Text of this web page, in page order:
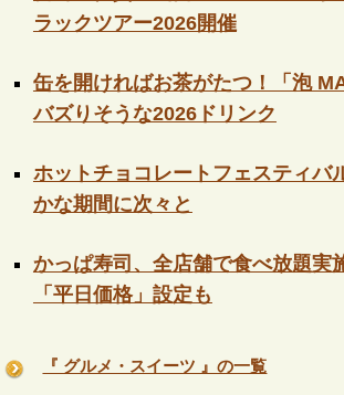
ラックツアー2026開催
缶を開ければお茶がたつ！「泡
バズりそうな2026ドリンク
ホットチョコレートフェスティバ
かな期間に次々と
かっぱ寿司、全店舗で食べ放題実
「平日価格」設定も
『 グルメ・スイーツ 』の一覧